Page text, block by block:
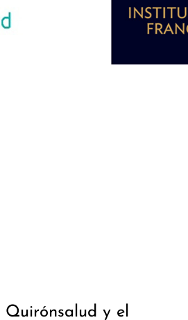
Quirónsalud y el